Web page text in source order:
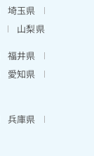
埼玉県
山梨県
福井県
愛知県
兵庫県